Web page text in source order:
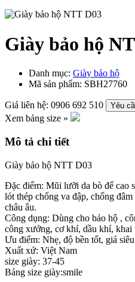
Giày bảo hộ
Danh mục: Giày bảo hộ
Mã sản phẩm: SBH27760
Giá liên hệ: 0906 692 510 Yêu
Xem bảng size »
Mô tả chi tiết
Giày bảo hộ NTT D03
Đặc điểm: Mũi lưỡi da bò đế cao
lót thép chống va đập, chống
châu âu.
Công dụng: Dùng cho bảo hộ ,
công xưởng, cơ khí, dầu khí, khai
Ưu điểm: Nhẹ, độ bền tốt, giá
Xuất xứ: Việt Nam
size giày: 37-45
Bảng size giày:smile